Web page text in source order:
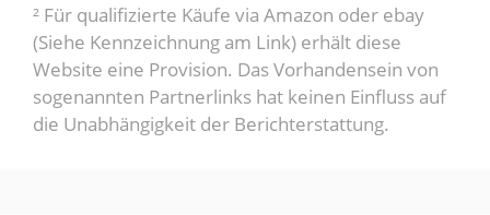
² Für qualifizierte Käufe via Amazon oder ebay
(Siehe Kennzeichnung am Link) erhält diese
Website eine Provision. Das Vorhandensein von
sogenannten Partnerlinks hat keinen Einfluss auf
die Unabhängigkeit der Berichterstattung.